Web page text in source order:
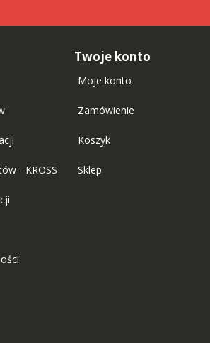
- KROSS
Twoje konto
Moje konto
Zamówienie
Koszyk
Sklep